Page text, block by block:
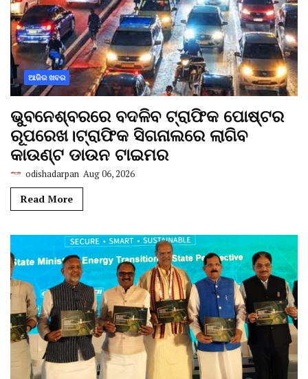
ଆଜିର ଖବର
ଭୁବନେଶ୍ବରରେ ବଦଳିବ ଟ୍ରାଫିକ ପୋଷ୍ଟର
ରୂପରେଖ।ଟ୍ରାଫିକ ସିଗନାଲରେ ଲାଗିବ
କାଉଣ୍ଟ ଡାଉନ ଟାଇମର
odishadarpan Aug 06, 2026
Read More